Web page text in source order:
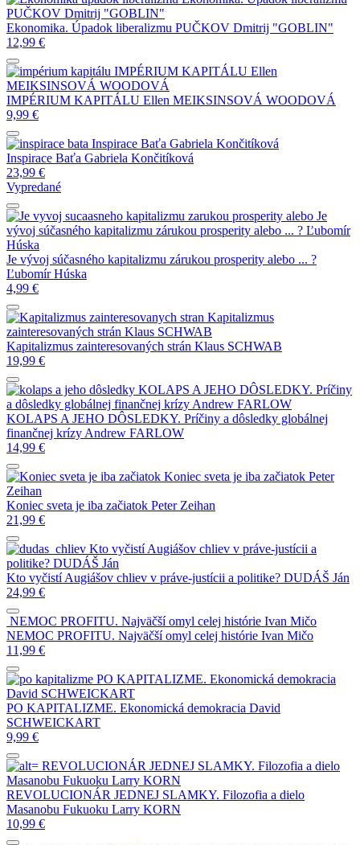
PUČKOV Dmitrij "GOBLIN"
Ekonomika. Úpadok liberalizmu PUČKOV Dmitrij "GOBLIN"
12,99 €
IMPÉRIUM KAPITÁLU Ellen
MEIKSINSOVÁ WOODOVÁ
IMPÉRIUM KAPITÁLU Ellen MEIKSINSOVÁ WOODOVÁ
9,99 €
Inspirace Baťa Gabriela Končitíková
Inspirace Baťa Gabriela Končitíková
23,99 €
Vypredané
Je
vývoj súčasného kapitalizmu zárukou prosperity alebo ... ? Ľubomír
Húska
Je vývoj súčasného kapitalizmu zárukou prosperity alebo ... ?
Ľubomír Húska
4,99 €
Kapitalizmus
zainteresovaných strán Klaus SCHWAB
Kapitalizmus zainteresovaných strán Klaus SCHWAB
19,99 €
KOLAPS A JEHO DÔSLEDKY. Príčiny
a dôsledky globálnej finančnej krízy Andrew FARLOW
KOLAPS A JEHO DÔSLEDKY. Príčiny a dôsledky globálnej
finančnej krízy Andrew FARLOW
14,99 €
Koniec sveta je iba začiatok Peter
Zeihan
Koniec sveta je iba začiatok Peter Zeihan
21,99 €
Kto vyčistí Augiášov chliev v práve-justícii a
politike? DUDÁŠ Ján
Kto vyčistí Augiášov chliev v práve-justícii a politike? DUDÁŠ Ján
24,99 €
NEMOC PROFITU. Najväčší omyl celej histórie Ivan Mičo
NEMOC PROFITU. Najväčší omyl celej histórie Ivan Mičo
11,99 €
PO KAPITALIZME. Ekonomická demokracia
David SCHWEICKART
PO KAPITALIZME. Ekonomická demokracia David
SCHWEICKART
9,99 €
REVOLUCIONÁR JEDNEJ SLAMKY. Filozofia a dielo
Masanobu Fukuoku Larry KORN
REVOLUCIONÁR JEDNEJ SLAMKY. Filozofia a dielo
Masanobu Fukuoku Larry KORN
10,99 €